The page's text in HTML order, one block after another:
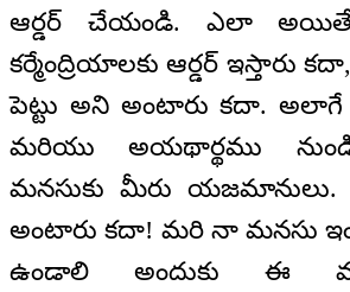
ఆర్డర్‌ చేయండి. ఎలా
కర్మేంద్రియాలకు ఆర్డర్‌ ఇస్తారు కదా,
పెట్టు అని అంటారు కదా. అలాగే
మరియు అయథార్థము నుండి
మనసుకు మీరు
అంటారు కదా! మరి నా మనసు
ఉండాలి అందుకు ఈ